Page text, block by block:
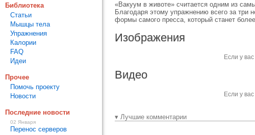
«Вакуум в животе» считается одним из
Благодаря этому упражнению всего за
формы самого пресса, который станет
Изображения
Если у
Видео
Если у
▾ Лучшие комментарии
Библиотека
Статьи
Мышцы тела
Упражнения
Калории
FAQ
Идеи
Прочее
Помочь проекту
Новости
Последние новости
02 Января
Перенос серверов